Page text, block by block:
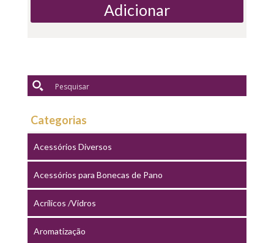
Adicionar
Categorias
Acessórios Diversos
Acessórios para Bonecas de Pano
Acrílicos /Vidros
Aromatização